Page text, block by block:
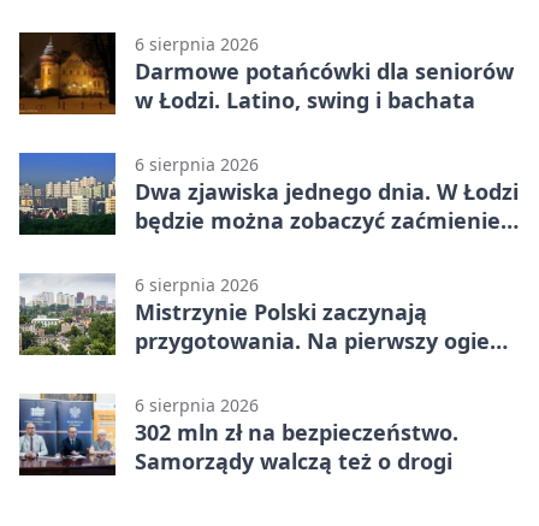
6 sierpnia 2026
Darmowe potańcówki dla seniorów
w Łodzi. Latino, swing i bachata
6 sierpnia 2026
Dwa zjawiska jednego dnia. W Łodzi
będzie można zobaczyć zaćmienie i
6 sierpnia 2026
Mistrzynie Polski zaczynają
przygotowania. Na pierwszy ogień
6 sierpnia 2026
302 mln zł na bezpieczeństwo.
Samorządy walczą też o drogi